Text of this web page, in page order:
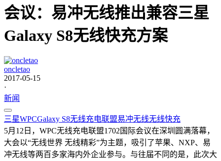
会议：易冲无线推出兼容三星
Galaxy S8无线快充方案
oncletao
2017-05-15
·
新闻
三星WPCGalaxy S8无线充电联盟易冲无线无线快充
5月12日，WPC无线充电联盟1702国际会议在深圳圆满落幕，
大会以“无线世界 无线精彩”为主题，吸引了苹果、NXP、易
冲无线等两百多家海内外企业参与。与往届不同的是，此次大